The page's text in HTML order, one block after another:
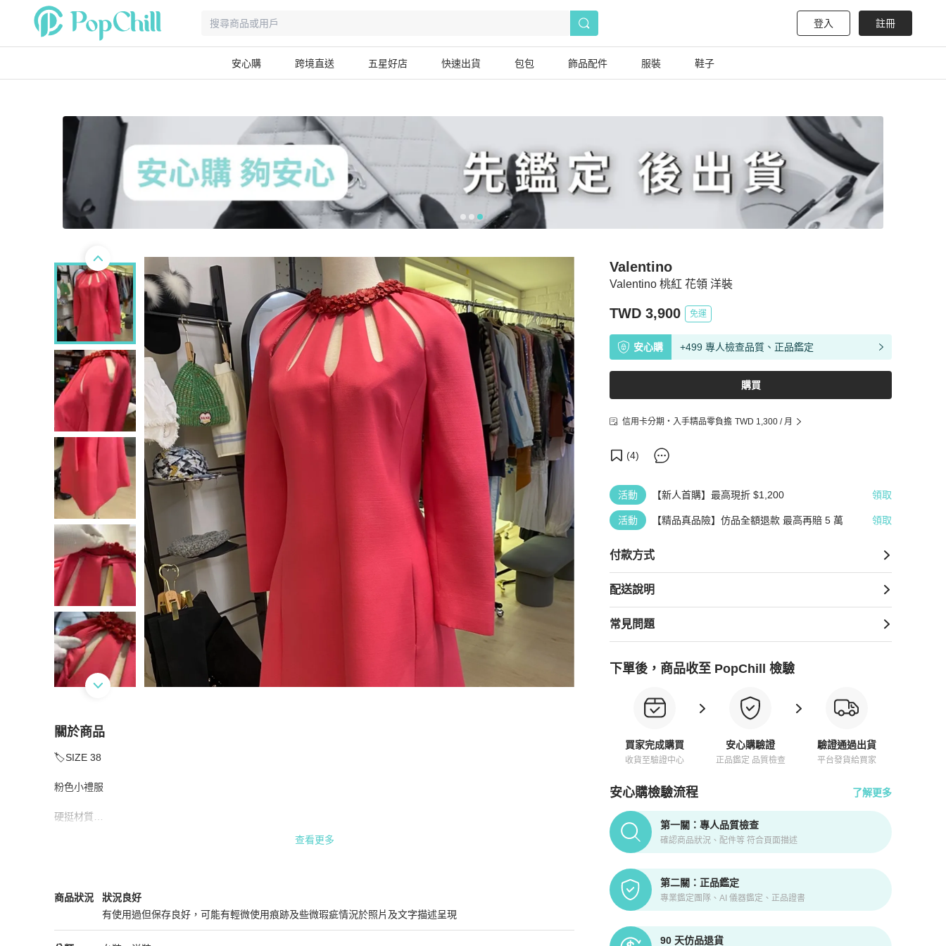
登入 註冊
安心購 跨境直送 五星好店 快速出貨 包包 飾品配件 服裝 鞋子
Valentino 桃紅 花領 洋裝
Valentino
TWD 3,900 免運
安心購 +499 專人檢查品質、正品鑑定
購買
信用卡分期・入手精品零負擔 TWD 1,300 / 月
(4)
活動 【新人首購】最高現折 $1,200 領取
活動 【精品真品險】仿品全額退款 最高再賠 5 萬 領取
付款方式
配送說明
常見問題
下單後，商品收至 PopChill 檢驗
買家完成購買
收貨至驗證中心
安心購驗證
正品鑑定 品質檢查
驗證通過出貨
平台發貨給買家
安心購檢驗流程 了解更多
PopChill拍拍圈正品驗證、安心購檢驗流程介紹
第一關：專人品質檢查
確認商品狀況、配件等 符合頁面描述
第二關：正品鑑定
專業鑑定團隊、AI 儀器鑑定、正品證書
90 天仿品退貨
關於商品
關於Valentino 桃紅 花領 洋裝
🏷️SIZE 38
粉色小禮服
硬挺材質
尺寸 胸圍35 腰圍 37.5 臀圍 48 衣長80
查看更多
商品狀況
Valentino 女裝商品狀態與細節
狀況良好
有使用過但保存良好，可能有輕微使用痕跡及些微瑕疵情況於照片及文字描述呈現
狀況良好